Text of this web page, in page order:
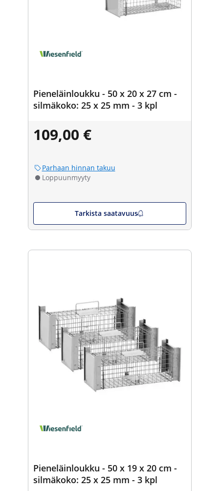
Pieneläinloukku - 50 x 20 x 27 cm -
silmäkoko: 25 x 25 mm - 3 kpl
109,00 €
Parhaan hinnan takuu
Loppuunmyyty
Tarkista saatavuus
Pieneläinloukku - 50 x 19 x 20 cm -
silmäkoko: 25 x 25 mm - 3 kpl